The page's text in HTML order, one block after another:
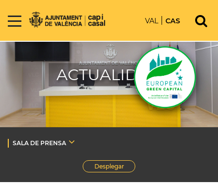
VAL CAS
ACTUALIDAD
SALA DE PRENSA
Desplegar